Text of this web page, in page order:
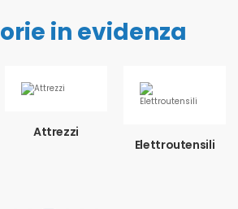
in evidenza
Attrezzi
Elettroutensili